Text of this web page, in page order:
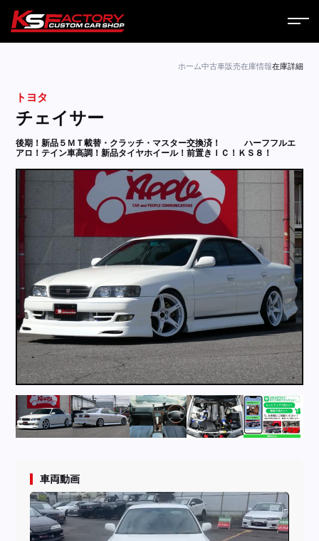
サービス
コラム
お問い合わせ
採用情報
店舗問い合わせ
ホーム中古車販売在庫情報在庫詳細
トヨタ
チェイサー
後期！新品５ＭＴ載替・クラッチ・マスター交換済！
ハーフフルエ
アロ！テイン車高調！新品タイヤホイール！前置きＩＣ！ＫＳ８！
車両動画